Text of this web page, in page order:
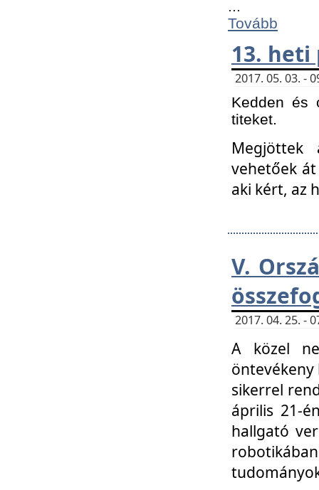
Tovább
13.
2017. 05. 03. -
Kedden és
titeket.
Megjöttek
vehetőek
aki kért, az
V.
2017. 04. 25. -
A közel
öntevékeny
sikerrel
április 21-
hallgató